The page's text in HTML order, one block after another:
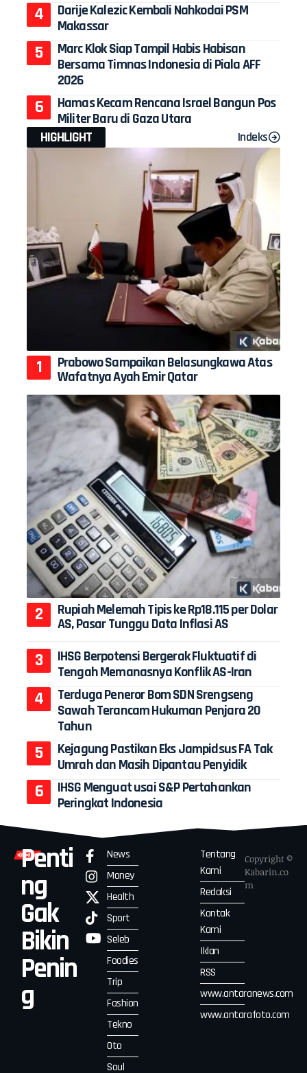
Darije Kalezic Kembali Nahkodai PSM
Makassar
Marc Klok Siap Tampil Habis Habisan
Bersama Timnas Indonesia di Piala AFF
2026
Hamas Kecam Rencana Israel Bangun Pos
Militer Baru di Gaza Utara
HIGHLIGHT
Indeks
Prabowo Sampaikan Belasungkawa Atas
Wafatnya Ayah Emir Qatar
Rupiah Melemah Tipis ke Rp18.115 per Dolar
AS, Pasar Tunggu Data Inflasi AS
IHSG Berpotensi Bergerak Fluktuatif di
Tengah Memanasnya Konflik AS-Iran
Terduga Peneror Bom SDN Srengseng
Sawah Terancam Hukuman Penjara 20
Tahun
Kejagung Pastikan Eks Jampidsus FA Tak
Umrah dan Masih Dipantau Penyidik
IHSG Menguat usai S&P Pertahankan
Peringkat Indonesia
Penti
ng
Gak
Bikin
Penin
g
News
Money
Health
Sport
Seleb
Foodies
Trip
Fashion
Tekno
Oto
Soul
Tentang
Kami
Redaksi
Kontak
Kami
Iklan
RSS
www.antaranews.com
www.antarafoto.com
Copyright ©
Kabarin.co
m